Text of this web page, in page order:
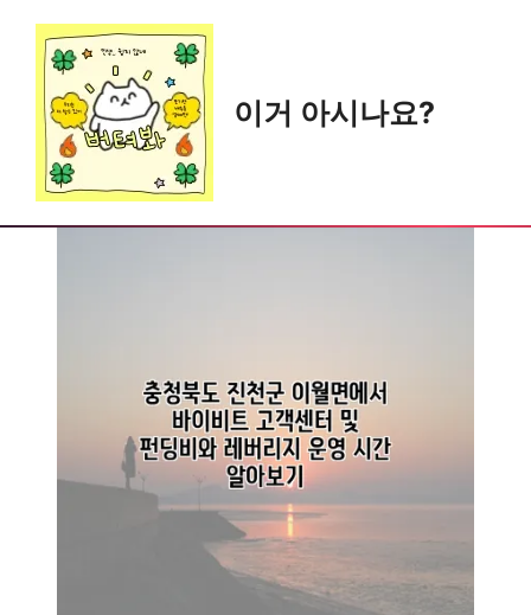
content
이거 아시나요?